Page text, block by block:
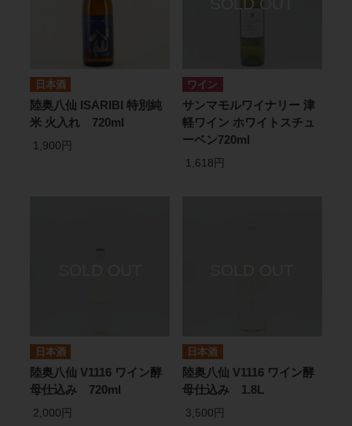
日本酒
陸奥八仙 ISARIBI 特別純
米 火入れ 720ml
1,900円
ワイン
サンマモルワイナリー 津
軽ワイン ホワイトスチュ
ーベン720ml
1,618円
日本酒
陸奥八仙 V1116 ワイン酵
母仕込み 720ml
2,000円
日本酒
陸奥八仙 V1116 ワイン酵
母仕込み 1.8L
3,500円